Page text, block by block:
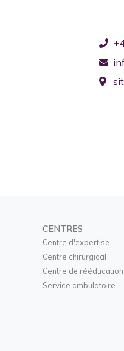
CENTRES
Centre d'expertise
Centre chirurgical
Centre de rééducation
Service ambulatoire
Nous